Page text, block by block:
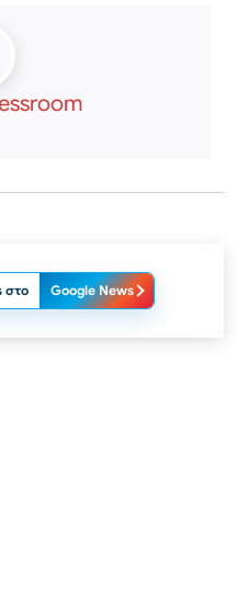
στο Google News